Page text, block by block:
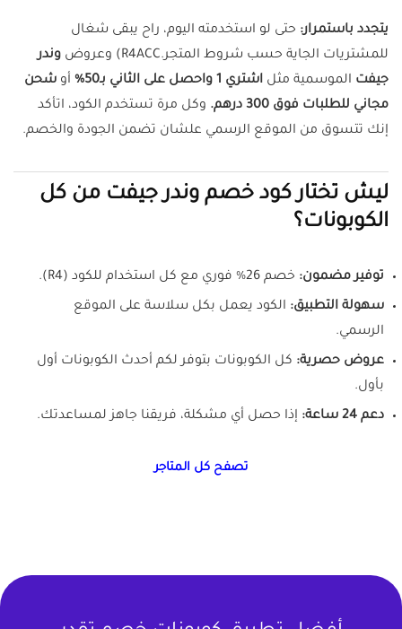
يتجدد باستمرار: حتى لو استخدمته اليوم، راح يبقى شغال
للمشتريات الجاية حسب شروط المتجر.R4ACC) وعروض
وندر
جيفت الموسمية مثل اشتري 1 واحصل على الثاني بـ50% أو شحن
مجاني للطلبات فوق 300 درهم.
وكل مرة تستخدم الكود، اتأكد
إنك تتسوق من الموقع الرسمي علشان تضمن الجودة والخصم.
ليش تختار كود خصم وندر جيفت من كل
الكوبونات؟
توفير مضمون: خصم 26% فوري مع كل استخدام للكود (R4).
سهولة التطبيق: الكود يعمل بكل سلاسة على الموقع
الرسمي.
عروض حصرية: كل الكوبونات بتوفر لكم أحدث الكوبونات أول
بأول.
دعم 24 ساعة: إذا حصل أي مشكلة، فريقنا جاهز لمساعدتك.
تصفح كل المتاجر